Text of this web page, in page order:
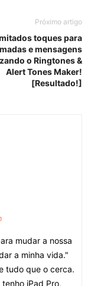
Próximo artigo
toques para
e mensagens
o Ringtones &
Alert Tones Maker!
[Resultado!]
mudar a nossa
a minha vida."
tudo que o cerca.
iPad Pro,